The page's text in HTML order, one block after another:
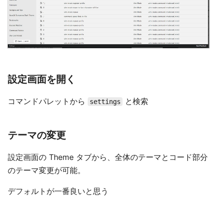
設定画面を開く
コマンドパレットから settings と検索
テーマの変更
設定画面の Theme タブから、全体のテーマとコード部分
のテーマ変更が可能。
デフォルトが一番良いと思う